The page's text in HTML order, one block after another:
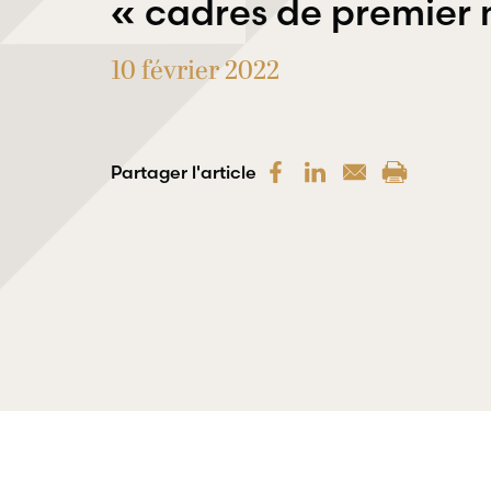
« cadres de premier
10 février 2022
Partager l'article